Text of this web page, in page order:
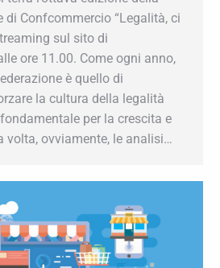
AscomVda 19 Aprile 2021
l’ottava edizione della
di Confcommercio “Legalità,
streaming sul sito di
ore 11.00. Come ogni
confederazione è quello di
la cultura della legalità
volta, ovviamente, le